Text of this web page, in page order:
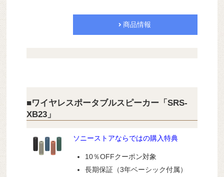
商品情報
■ワイヤレスポータブルスピーカー「SRS-
XB23」
ソニーストアならではの購入特典
10％OFFクーポン対象
長期保証（3年ベーシック付属）